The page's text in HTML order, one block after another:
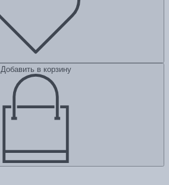
Добавить в корзину